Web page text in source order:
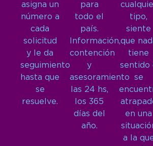
asigna un
número a
cada
solicitud
y le da
seguimiento
hasta que
se
resuelve.
para
todo el
país.
Información,
contención
y
asesoramiento
las 24 hs,
los 365
días del
año.
tipo,
siente
que
tiene
sentido
se
en una
a la